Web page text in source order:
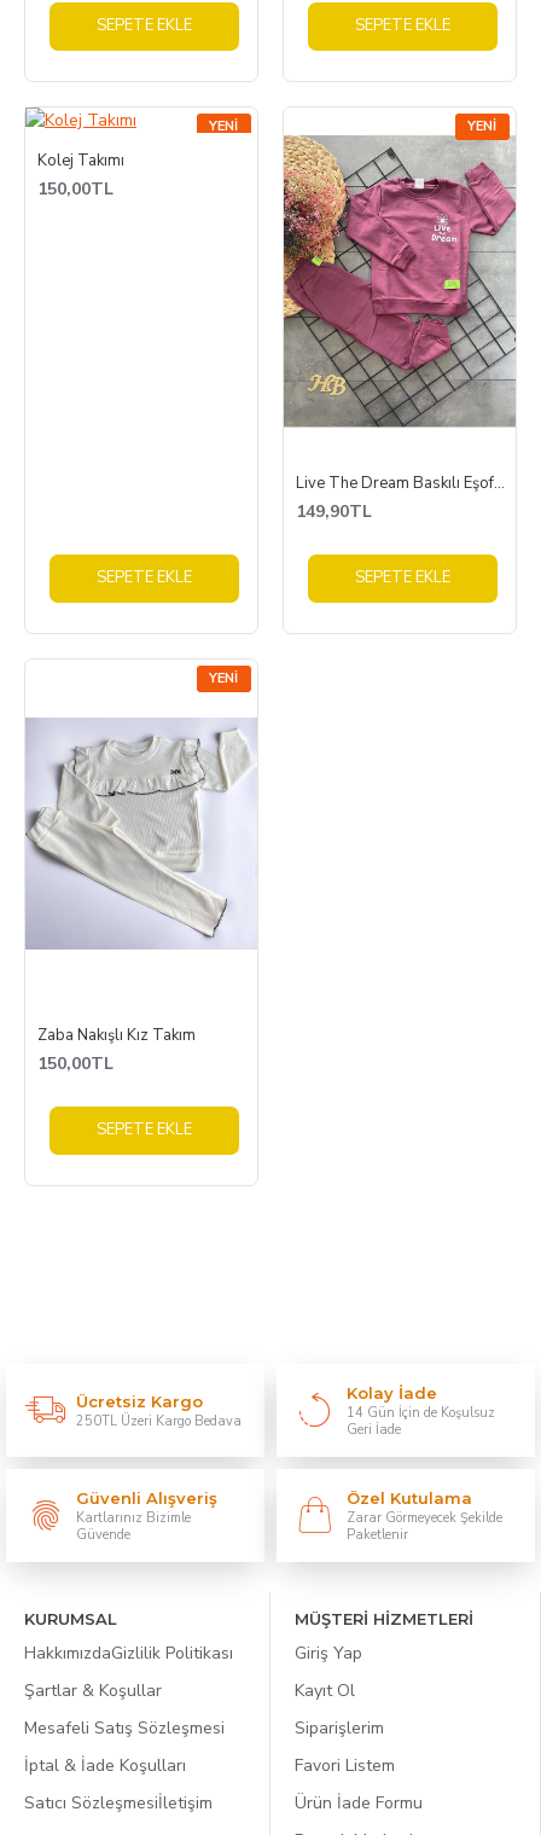
SEPETE EKLE SEPETE EKLE
YENI
Kolej Takımı
150,00TL
SEPETE EKLE
YENI
Live The Dream Baskılı Eşofman Takımı
149,90TL
SEPETE EKLE
YENI
Zaba Nakışlı Kız Takım
150,00TL
SEPETE EKLE
Ücretsiz Kargo
250TL Üzeri Kargo Bedava
Kolay İade
14 Gün İçin de Koşulsuz
Geri İade
Güvenli Alışveriş
Kartlarınız Bizimle
Güvende
Özel Kutulama
Zarar Görmeyecek Şekilde
Paketlenir
KURUMSAL
HakkımızdaGizlilik Politikası
Şartlar & Koşullar
Mesafeli Satış Sözleşmesi
İptal & İade Koşulları
Satıcı Sözleşmesiİletişim
MÜŞTERİ HİZMETLERİ
Giriş Yap
Kayıt Ol
Siparişlerim
Favori Listem
Ürün İade Formu